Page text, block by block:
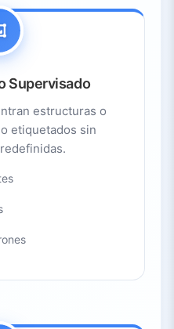
Supervisado
estructuras o
etiquetados sin